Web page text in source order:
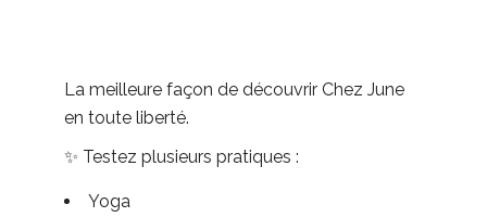
La meilleure façon de découvrir Chez June
en toute liberté.
✨ Testez plusieurs pratiques :
Yoga